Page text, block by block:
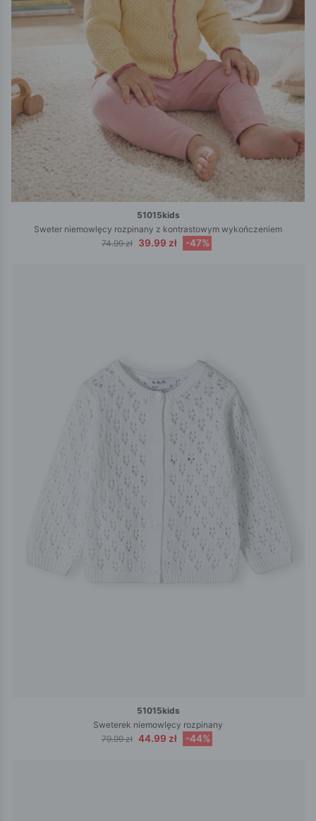
51015kids
Sweter niemowlęcy rozpinany z kontrastowym wykończeniem
74.99 zł 39.99 zł -47%
51015kids
Sweterek niemowlęcy rozpinany
79.99 zł 44.99 zł -44%